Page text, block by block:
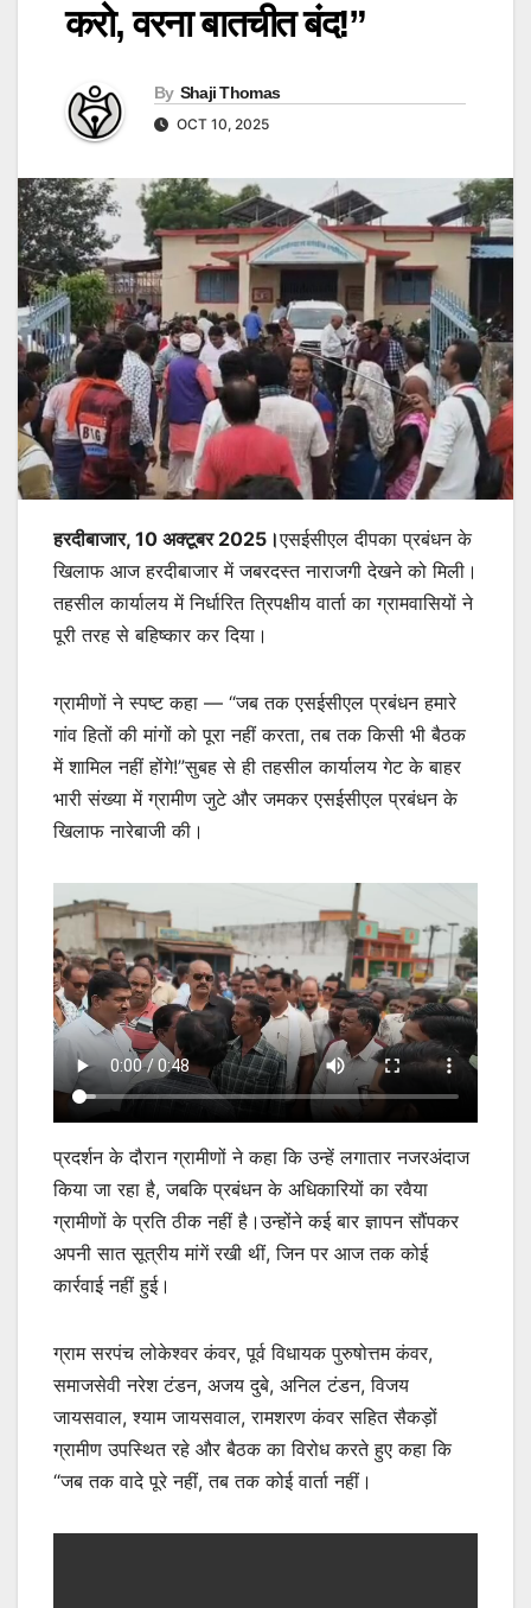
करो, वरना बातचीत बंद!”
By Shaji Thomas
OCT 10, 2025
हरदीबाजार, 10 अक्टूबर 2025।एसईसीएल दीपका प्रबंधन के
खिलाफ आज हरदीबाजार में जबरदस्त नाराजगी देखने को मिली।
तहसील कार्यालय में निर्धारित त्रिपक्षीय वार्ता का ग्रामवासियों ने
पूरी तरह से बहिष्कार कर दिया।
ग्रामीणों ने स्पष्ट कहा — “जब तक एसईसीएल प्रबंधन हमारे
गांव हितों की मांगों को पूरा नहीं करता, तब तक किसी भी बैठक
में शामिल नहीं होंगे!”सुबह से ही तहसील कार्यालय गेट के बाहर
भारी संख्या में ग्रामीण जुटे और जमकर एसईसीएल प्रबंधन के
खिलाफ नारेबाजी की।
प्रदर्शन के दौरान ग्रामीणों ने कहा कि उन्हें लगातार नजरअंदाज
किया जा रहा है, जबकि प्रबंधन के अधिकारियों का रवैया
ग्रामीणों के प्रति ठीक नहीं है।उन्होंने कई बार ज्ञापन सौंपकर
अपनी सात सूत्रीय मांगें रखी थीं, जिन पर आज तक कोई
कार्रवाई नहीं हुई।
ग्राम सरपंच लोकेश्वर कंवर, पूर्व विधायक पुरुषोत्तम कंवर,
समाजसेवी नरेश टंडन, अजय दुबे, अनिल टंडन, विजय
जायसवाल, श्याम जायसवाल, रामशरण कंवर सहित सैकड़ों
ग्रामीण उपस्थित रहे और बैठक का विरोध करते हुए कहा कि
“जब तक वादे पूरे नहीं, तब तक कोई वार्ता नहीं।